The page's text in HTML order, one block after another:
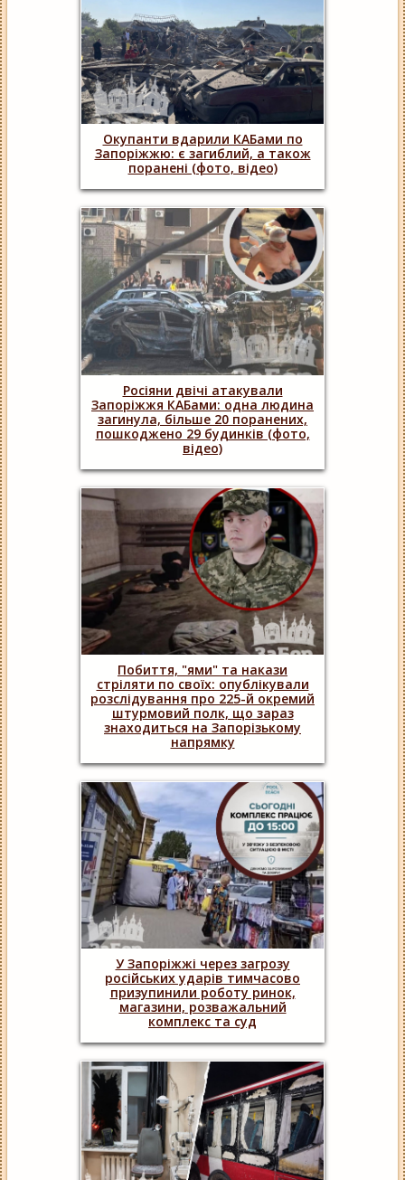
Окупанти вдарили КАБами по
Запоріжжю: є загиблий, а також
поранені (фото, відео)
Росіяни двічі атакували
Запоріжжя КАБами: одна людина
загинула, більше 20 поранених,
пошкоджено 29 будинків (фото,
відео)
Побиття, "ями" та накази
стріляти по своїх: опублікували
розслідування про 225-й окремий
штурмовий полк, що зараз
знаходиться на Запорізькому
напрямку
У Запоріжжі через загрозу
російських ударів тимчасово
призупинили роботу ринок,
магазини, розважальний
комплекс та суд